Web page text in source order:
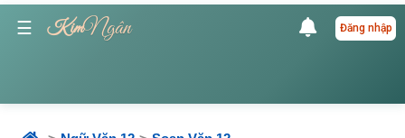
☰ KimNgân Đăng nhập